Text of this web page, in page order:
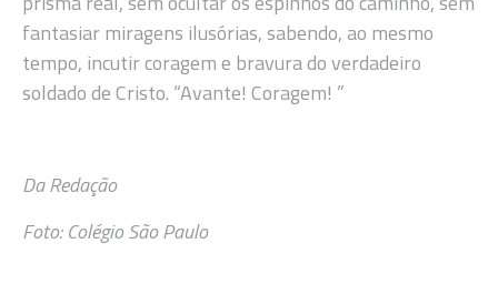
fantasiar miragens ilusórias, sabendo, ao mesmo
tempo, incutir coragem e bravura do verdadeiro
soldado de Cristo. “Avante! Coragem! ”
Da Redação
Foto: Colégio São Paulo